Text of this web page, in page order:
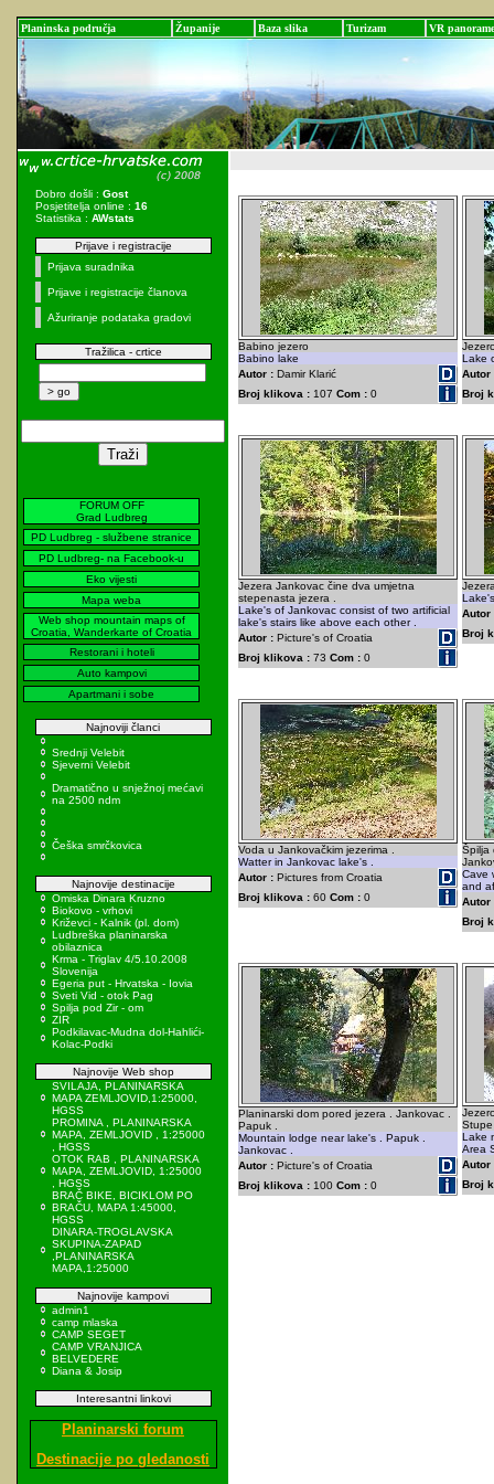
Planinska područja Županije Baza slika Turizam VR panorame
Dobro došli : Gost
Posjetitelja online : 16
Statistika : AWstats
Prijave i registracije
Prijava suradnika
Prijave i registracije članova
Ažuriranje podataka gradovi
Tražilica - crtice
FORUM OFF
Grad Ludbreg
PD Ludbreg - službene stranice
PD Ludbreg- na Facebook-u
Eko vijesti
Mapa weba
Web shop mountain maps of
Croatia, Wanderkarte of Croatia
Restorani i hoteli
Auto kampovi
Apartmani i sobe
Najnoviji članci
Srednji Velebit
Sjeverni Velebit
Dramatično u snježnoj mećavi
na 2500 ndm
Češka smrčkovica
Najnovije destinacije
Omiska Dinara Kruzno
Biokovo - vrhovi
Križevci - Kalnik (pl. dom)
Ludbreška planinarska
obilaznica
Krma - Triglav 4/5.10.2008
Slovenija
Egeria put - Hrvatska - Iovia
Sveti Vid - otok Pag
Spilja pod Zir - om
ZIR
Podkilavac-Mudna dol-Hahlići-
Kolac-Podki
Najnovije Web shop
SVILAJA, PLANINARSKA
MAPA ZEMLJOVID,1:25000,
HGSS
PROMINA , PLANINARSKA
MAPA, ZEMLJOVID , 1:25000
, HGSS
OTOK RAB , PLANINARSKA
MAPA, ZEMLJOVID, 1:25000
, HGSS
BRAČ BIKE, BICIKLOM PO
BRAČU, MAPA 1:45000,
HGSS
DINARA-TROGLAVSKA
SKUPINA-ZAPAD
,PLANINARSKA
MAPA,1:25000
Najnovije kampovi
admin1
camp mlaska
CAMP SEGET
CAMP VRANJICA
BELVEDERE
Diana & Josip
Interesantni linkovi
Planinarski forum
Destinacije po gledanosti
Babino jezero
Babino lake
Autor : Damir Klarić
Broj klikova : 107 Com : 0
Lake
Autor
Broj
Jezera Jankovac čine dva umjetna
stepenasta jezera .
Lake's of Jankovac consist of two artificial
lake's stairs like above each other .
Autor : Picture's of Croatia
Broj klikova : 73 Com : 0
Autor
Broj
Voda u Jankovačkim jezerima .
Watter in Jankovac lake's .
Autor : Pictures from Croatia
Broj klikova : 60 Com : 0
Špilja
Cave
and
Autor
Broj
Planinarski dom pored jezera . Jankovac .
Papuk .
Mountain lodge near lake's . Papuk .
Jankovac .
Autor : Picture's of Croatia
Broj klikova : 100 Com : 0
Lake
Area
Autor
Broj